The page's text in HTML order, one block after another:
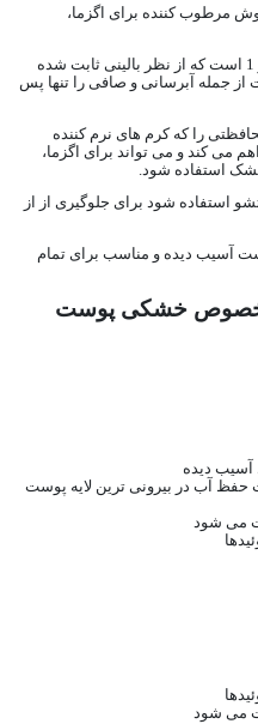
مرطوب کننده برای اگزما،
کرم اپادرم یک نرم کننده و پاک کننده 2 در 1 است که از نظر بالینی ثابت شده
جمله آبرسانی و صافی را تنها پس
را که کرم های نرم کننده
می کند و می تواند برای اگزما،
استفاده شود.
استفاده شود برای جلوگیری از از
آسیب دیده و مناسب برای تمام
مخصوص خشکی پوست
آسیب دیده
آب در بیرونی ترین لایه پوست
می شود
می شود